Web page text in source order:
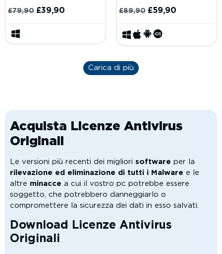
£79,90 £39,90 £89,90 £59,90
Carica di più
Acquista Licenze Antivirus
Originali
Le versioni più recenti dei migliori software per la
rilevazione ed eliminazione di tutti i Malware e le
altre minacce a cui il vostro pc potrebbe essere
soggetto, che potrebbero danneggiarlo o
compromettere la sicurezza dei dati in esso salvati.
Download Licenze Antivirus
Originali